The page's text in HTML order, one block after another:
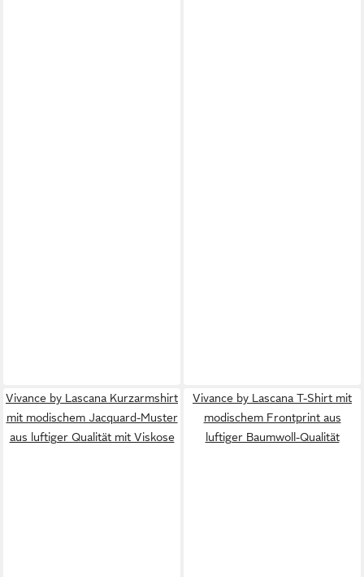
Vivance by Lascana Kurzarmshirt
mit modischem Jacquard-Muster
aus luftiger Qualität mit Viskose
Vivance by Lascana T-Shirt mit
modischem Frontprint aus
luftiger Baumwoll-Qualität